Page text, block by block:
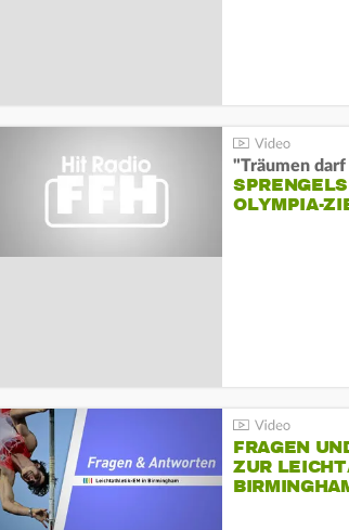
"Träumen
SPRENGELS
LYMPIA-
FRAGEN
ZUR